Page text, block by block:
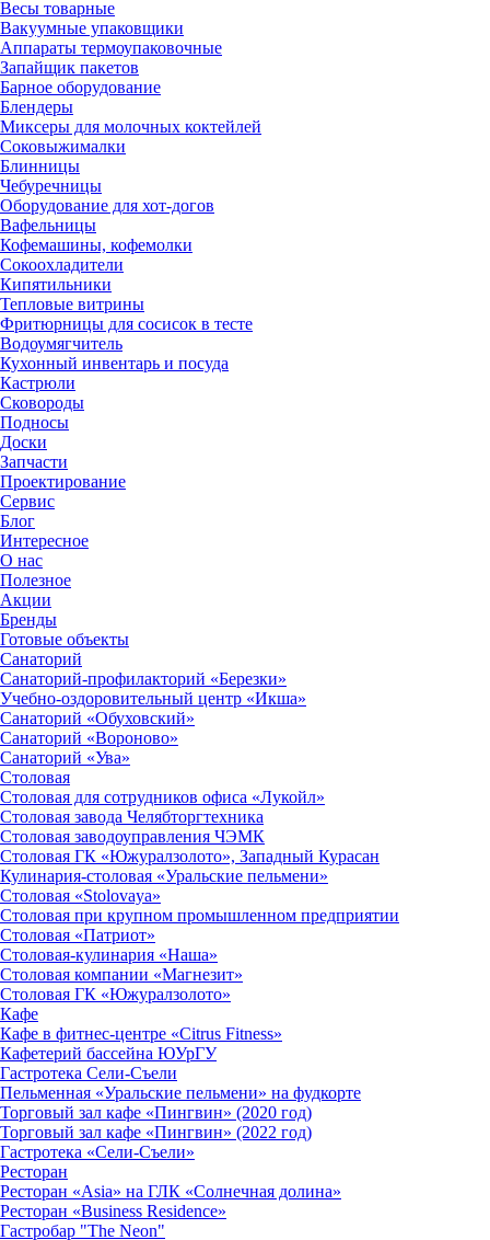
Весы товарные
Вакуумные упаковщики
Аппараты термоупаковочные
Запайщик пакетов
Барное оборудование
Блендеры
Миксеры для молочных коктейлей
Соковыжималки
Блинницы
Чебуречницы
Оборудование для хот-догов
Вафельницы
Кофемашины, кофемолки
Сокоохладители
Кипятильники
Тепловые витрины
Фритюрницы для сосисок в тесте
Водоумягчитель
Кухонный инвентарь и посуда
Кастрюли
Сковороды
Подносы
Доски
Запчасти
Проектирование
Сервис
Блог
Интересное
О нас
Полезное
Акции
Бренды
Готовые объекты
Санаторий
Санаторий-профилакторий «Березки»
Учебно-оздоровительный центр «Икша»
Санаторий «Обуховский»
Санаторий «Вороново»
Санаторий «Ува»
Столовая
Столовая для сотрудников офиса «Лукойл»
Столовая завода Челябторгтехника
Столовая заводоуправления ЧЭМК
Столовая ГК «Южуралзолото», Западный Курасан
Кулинария-столовая «Уральские пельмени»
Столовая «Stolovaya»
Столовая при крупном промышленном предприятии
Столовая «Патриот»
Столовая-кулинария «Наша»
Столовая компании «Магнезит»
Столовая ГК «Южуралзолото»
Кафе
Кафе в фитнес-центре «Citrus Fitness»
Кафетерий бассейна ЮУрГУ
Гастротека Сели-Съели
Пельменная «Уральские пельмени» на фудкорте
Торговый зал кафе «Пингвин» (2020 год)
Торговый зал кафе «Пингвин» (2022 год)
Гастротека «Сели-Съели»
Ресторан
Ресторан «Asia» на ГЛК «Солнечная долина»
Ресторан «Business Residence»
Гастробар "The Neon"